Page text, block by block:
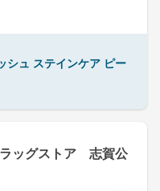
シュ ステインケア ピー
ッグストア 志賀公